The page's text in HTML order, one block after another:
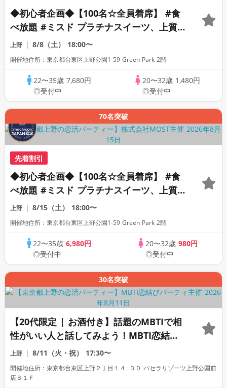
◆初心者企画◆【100名☆全員着席】 #食
べ放題 #ミスド プラチナスイーツ、上質
ストランでハイランクの出逢いを。
上野 8/8（土） 18:00〜
開催地住所：東京都台東区上野公園1-59 Green Park 2階
22〜35歳 7,680円
◎受付中
20〜32歳 1,480円
◎受付中
70名突破
先着割引
◆初心者企画◆【100名☆全員着席】 #食
べ放題 #ミスド プラチナスイーツ、上質
ストランでハイランクの出逢いを。
上野 8/15（土） 18:00〜
開催地住所：東京都台東区上野公園1-59 Green Park 2階
22〜35歳6,980円
◎受付中
20〜32歳 980円
◎受付中
30名突破
【20代限定 | お酒付き】話題のMBTIで相
性がいい人と話してみよう！MBTI恋結び
パーティ
上野 8/11（火・祝） 17:30〜
開催地住所：東京都台東区上野２丁目１４−３０ パセラリゾーツ上野公園前
店Ｂ１Ｆ